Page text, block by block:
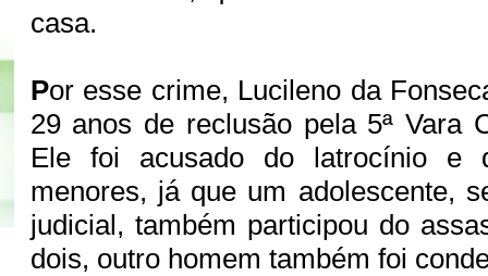
casa.
Por esse crime, Lucileno da
29 anos de reclusão pela 5ª Vara
Ele foi acusado do latrocínio e
menores, já que um adolescente,
judicial, também participou do
dois, outro homem também foi